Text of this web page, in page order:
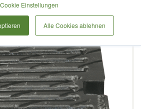
Cookie Einstellungen
Alle Cookies ablehnen